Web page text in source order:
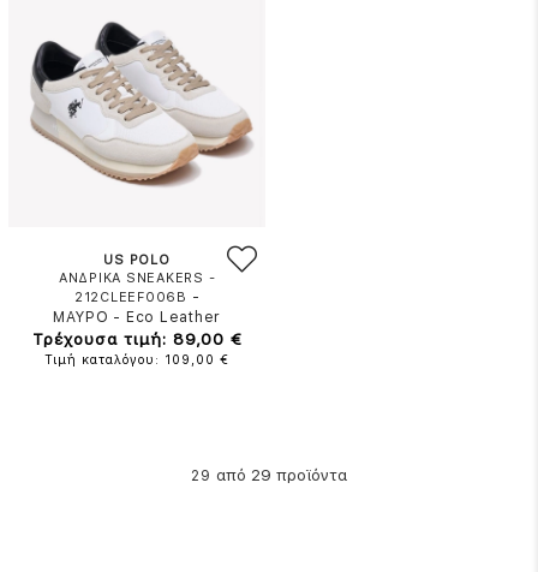
US POLO
ΑΝΔΡΙΚΑ SNEAKERS -
212CLEEF006B -
ΜΑΥΡΟ - Eco Leather
Τρέχουσα τιμή: 89,00 €
Τιμή καταλόγου: 109,00 €
29 από 29 προϊόντα